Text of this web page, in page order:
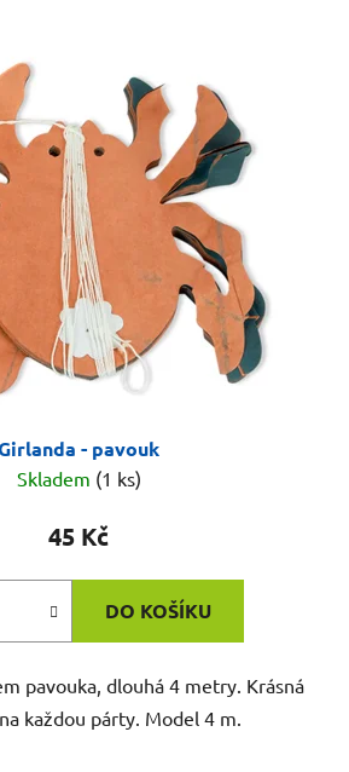
- pavouk
Skladem (1 ks)
45 Kč
DO KOŠÍKU
pavouka, dlouhá 4 metry. Krásná
každou párty. Model 4 m.